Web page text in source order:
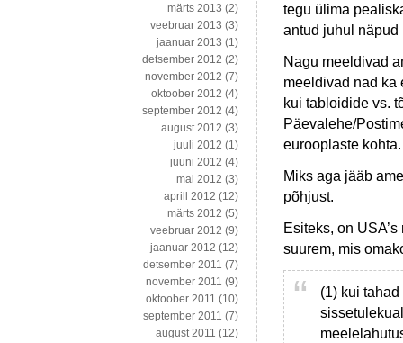
tegu ülima
antud juhul
Nagu meeldivad
meeldivad nad ka
kui tabloidide vs.
Päevalehe/
eurooplaste kohta.
Miks aga jääb
põhjust.
Esiteks, on
suurem, mis
(1) kui
märts 2013 (2)
veebruar 2013 (3)
jaanuar 2013 (1)
detsember 2012 (2)
november 2012 (7)
oktoober 2012 (4)
september 2012 (4)
august 2012 (3)
juuli 2012 (1)
juuni 2012 (4)
mai 2012 (3)
aprill 2012 (12)
märts 2012 (5)
veebruar 2012 (9)
jaanuar 2012 (12)
detsember 2011 (7)
november 2011 (9)
oktoober 2011 (10)
september 2011 (7)
august 2011 (12)